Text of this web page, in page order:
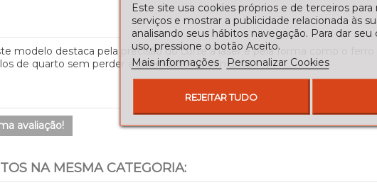
modelo destaca pela precisão do corte a laser e pela forma como o
de quarto sem perder a identidade do conjunto.
avaliação!
NA MESMA CATEGORIA:
Este site usa cookies próprios e de terceiros para
serviços e mostrar a publicidade relacionada às
analisando seus hábitos navegação. Para dar
uso, pressione o botão Aceito.
Mais informações
Personalizar Cookies
REJEITAR TUDO